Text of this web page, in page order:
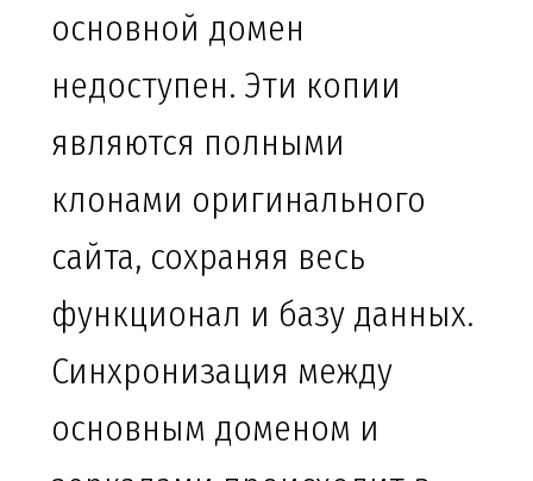
основной домен
недоступен. Эти копии
являются полными
клонами оригинального
сайта, сохраняя весь
функционал и базу данных.
Синхронизация между
основным доменом и